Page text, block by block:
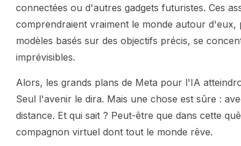
connectées ou d'autres gadgets futuristes. Ces
comprendraient vraiment le monde autour
modèles basés sur des objectifs précis, se
imprévisibles.
Alors, les grands plans de Meta pour l'IA
Seul l'avenir le dira. Mais une chose est sûre :
distance. Et qui sait ? Peut-être que dans cette
compagnon virtuel dont tout le monde rêve.